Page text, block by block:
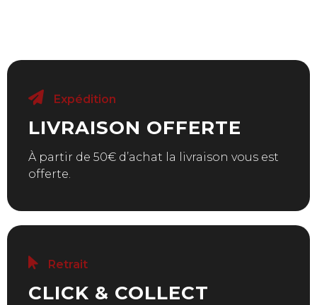
Expédition
LIVRAISON OFFERTE
À partir de 50€ d’achat la livraison vous est
offerte.
Retrait
CLICK & COLLECT